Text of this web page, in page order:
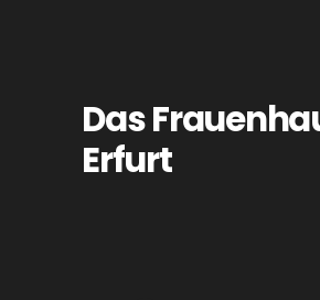
Das
Erfurt